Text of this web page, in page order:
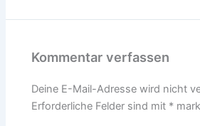
Kommentar verfassen
Deine E-Mail-Adresse wird nicht
Erforderliche Felder sind mit *